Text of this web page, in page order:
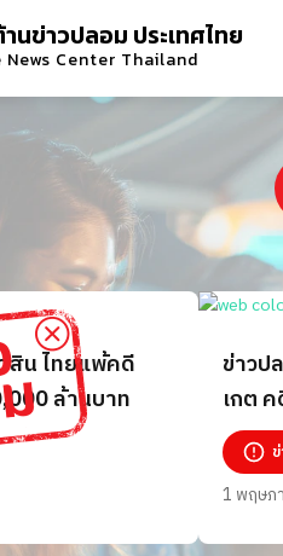
นข่าวปลอม ประเทศไทย
Center Thailand
สิน ไทยแพ้คดี
ล้านบาท
ข่าวปลอม อ
เกต
1 พฤษภ